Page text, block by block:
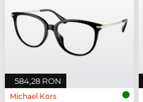
584,28 RON
Michael Kors